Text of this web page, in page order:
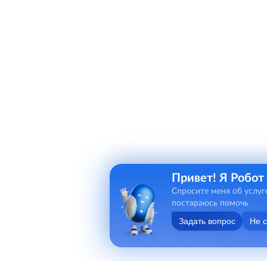
Привет! Я
Спросите меня об
постараюсь помочь
Задать вопрос Не